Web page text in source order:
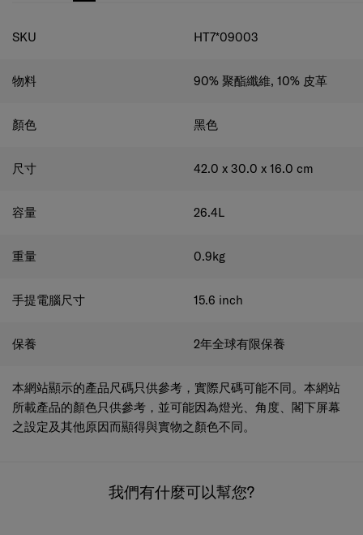
規格
SKU HT7*09003
物料 90% 聚酯纖維, 10% 皮革
顏色 黑色
尺寸 42.0 x 30.0 x 16.0 cm
容量 26.4L
重量 0.9kg
手提電腦尺寸 15.6 inch
保養 2年全球有限保養
本網站顯示的產品尺碼只供參考，實際尺碼可能不同。本網站
所載產品的顏色只供參考，並可能因為燈光、角度、閣下屏幕
之設定及其他原因而顯得與實物之顏色不同。
我們有什麼可以幫您?